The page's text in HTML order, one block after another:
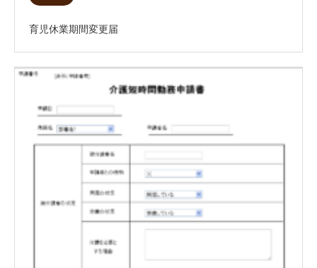
育児休業期間変更届